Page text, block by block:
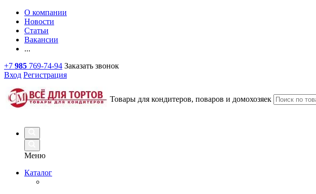
О компании
Новости
Статьи
Вакансии
...
+7 985 769-74-94 Заказать звонок
Вход Регистрация
Товары для кондитеров, поваров и домохозяек
Меню
Каталог